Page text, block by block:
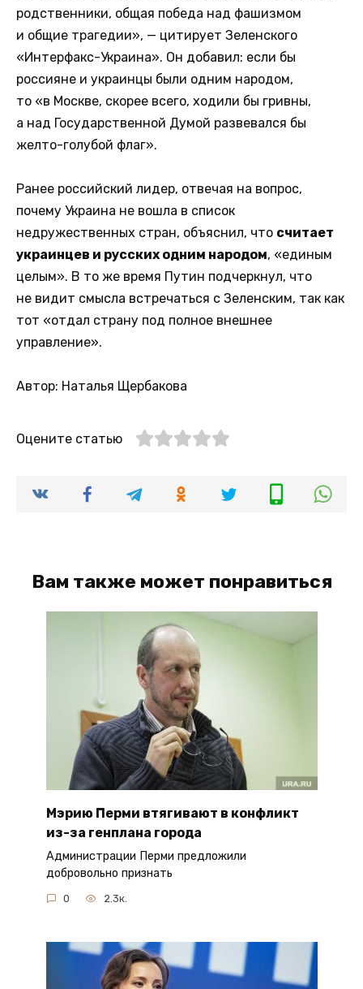
родственники, общая победа над фашизмом
и общие трагедии», — цитирует Зеленского
«Интерфакс-Украина». Он добавил: если бы
россияне и украинцы были одним народом,
то «в Москве, скорее всего, ходили бы гривны,
а над Государственной Думой развевался бы
желто-голубой флаг».
Ранее российский лидер, отвечая на вопрос,
почему Украина не вошла в список
недружественных стран, объяснил, что считает
украинцев и русских одним народом, «единым
целым». В то же время Путин подчеркнул, что
не видит смысла встречаться с Зеленским, так как
тот «отдал страну под полное внешнее
управление».
Автор: Наталья Щербакова
Оцените статью
Вам также может понравиться
Мэрию Перми втягивают в конфликт
из-за генплана города
Администрации Перми предложили
добровольно признать
0 2.3к.